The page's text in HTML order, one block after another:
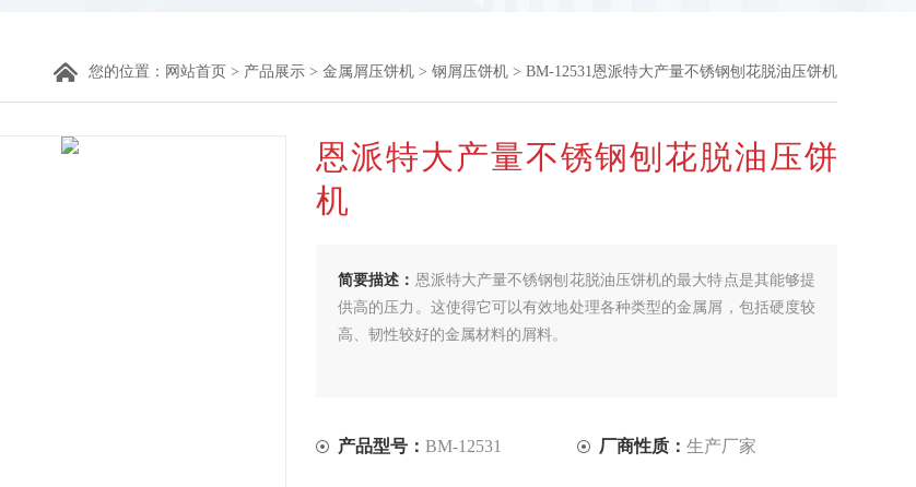
您的位置： 网站首页 > 产品展示 > 金属屑压饼机 > 钢屑压饼机 > BM-12531恩派特大产量不锈钢刨花脱油压饼机
恩派特大产量不锈钢刨花脱油压饼
机
简要描述： 恩派特大产量不锈钢刨花脱油压饼机的最大特点是其能够提
供高的压力。这使得它可以有效地处理各种类型的金属屑，包括硬度较
高、韧性较好的金属材料的屑料。
产品型号： BM-12531 厂商性质： 生产厂家